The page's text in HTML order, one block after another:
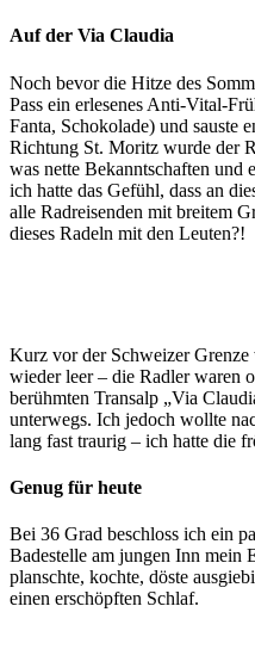
Auf der Via Claudia
Noch bevor die Hitze des
Pass ein erlesenes Anti-Vital-
Fanta, Schokolade) und sauste
Richtung St. Moritz wurde der
was nette Bekanntschaften und
ich hatte das Gefühl, dass an
alle Radreisenden mit breitem
dieses Radeln mit den Leuten?!
Kurz vor der Schweizer
wieder leer – die Radler waren
berühmten Transalp „Via
unterwegs. Ich jedoch wollte
lang fast traurig – ich hatte die
Genug für heute
Bei 36 Grad beschloss ich ein
Badestelle am jungen Inn mein
planschte, kochte, döste
einen erschöpften Schlaf.